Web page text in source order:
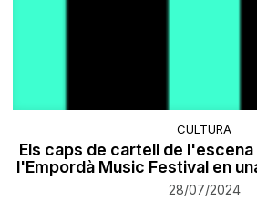
CULTURA
Els caps de cartell de
l'Empordà Music Festival en
28/07/2024